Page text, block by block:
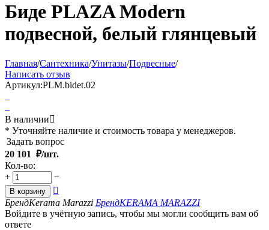
Биде PLAZA Modern
подвесной, белый глянцевый
Главная/Сантехника/Унитазы/Подвесные/
Написать отзыв
Артикул:PLM.bidet.02
В наличии
* Уточняйте наличие и стоимость товара у менеджеров.
Задать вопрос
20 101 ₽/шт.
Кол-во:
+
−
В корзину

БрендKerama Marazzi БрендKERAMA MARAZZI
Войдите в учётную запись, чтобы мы могли сообщить вам об
ответе